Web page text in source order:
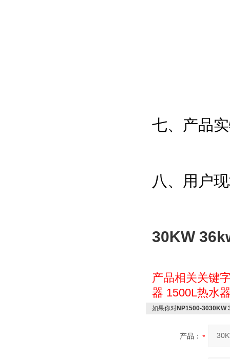
七、产品
八、用户
30KW
产品相关关键
器 1500L热水
如果你对NP1500-3030KW
产品：